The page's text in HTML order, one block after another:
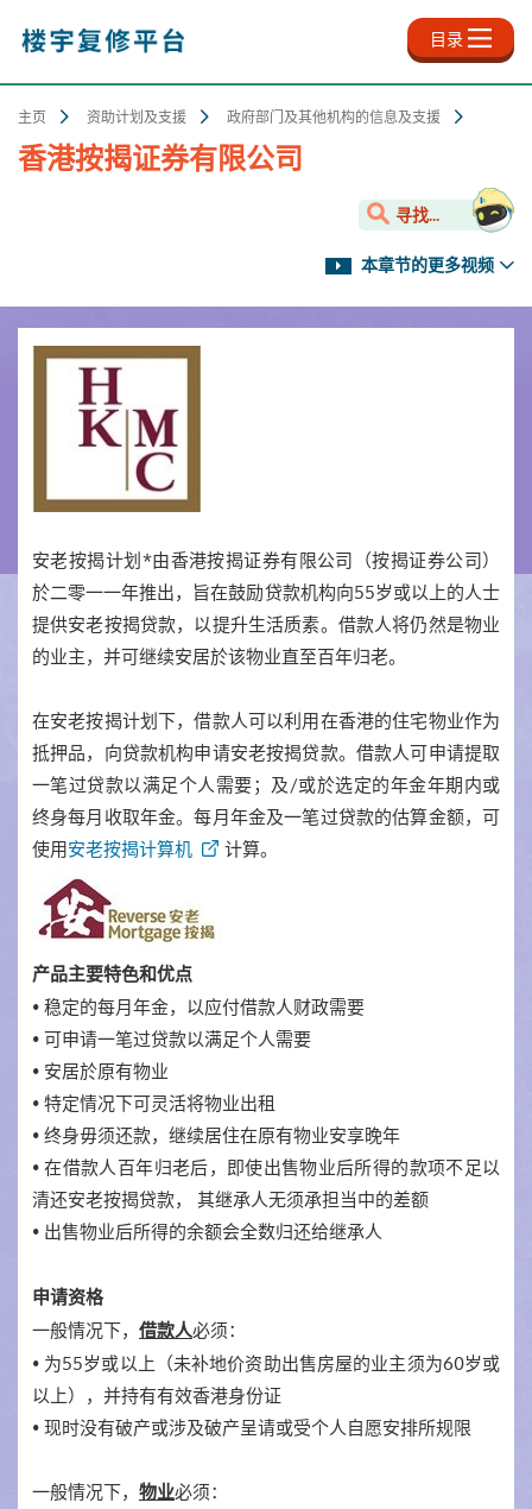
内
目录
主页 资助计划及支援 政府部门及其他机构的信息及支援
香港按揭证券有限公司
寻找...
本章节的更多视频
安老按揭计划*由香港按揭证券有限公司（按揭证券公司）
於二零一一年推出，旨在鼓励贷款机构向55岁或以上的人士
提供安老按揭贷款，以提升生活质素。借款人将仍然是物业
的业主，并可继续安居於该物业直至百年归老。
在安老按揭计划下，借款人可以利用在香港的住宅物业作为
抵押品，向贷款机构申请安老按揭贷款。借款人可申请提取
一笔过贷款以满足个人需要；及/或於选定的年金年期内或
终身每月收取年金。每月年金及一笔过贷款的估算金额，可
使用安老按揭计算机 计算。
产品主要特色和优点
• 稳定的每月年金，以应付借款人财政需要
• 可申请一笔过贷款以满足个人需要
• 安居於原有物业
• 特定情况下可灵活将物业出租
• 终身毋须还款，继续居住在原有物业安享晚年
• 在借款人百年归老后，即使出售物业后所得的款项不足以
清还安老按揭贷款， 其继承人无须承担当中的差额
• 出售物业后所得的余额会全数归还给继承人
申请资格
一般情况下， 借款人必须：
• 为55岁或以上（未补地价资助出售房屋的业主须为60岁或
以上），并持有有效香港身份证
• 现时没有破产或涉及破产呈请或受个人自愿安排所规限
一般情况下， 物业必须：